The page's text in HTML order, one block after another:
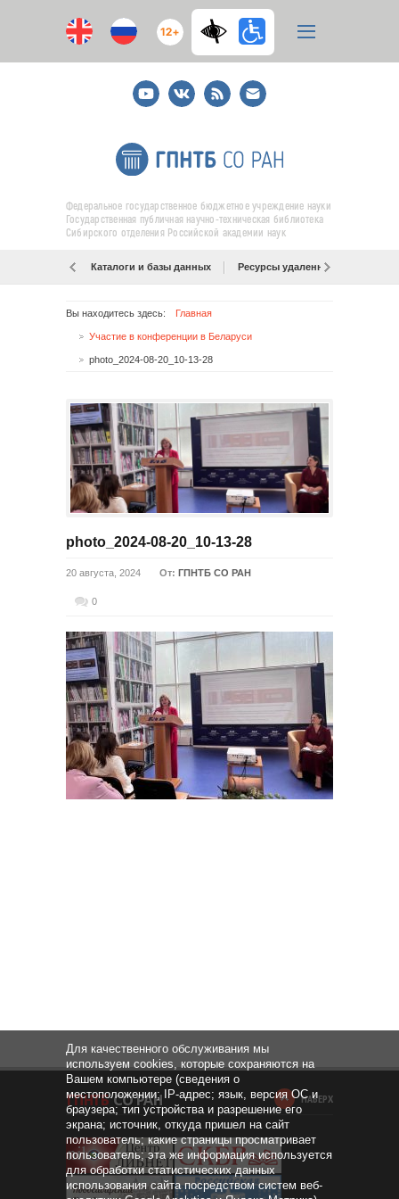
12+
YoutubeВКонтакте
RSS
E-
mail
подписка
Федеральное государственное бюджетное учреждение науки
Государственная публичная научно-техническая библиотека
Сибирского отделения Российской академии наук
Каталоги и базы данных Ресурсы удаленного доступа
Вы находитесь здесь: Главная
Участие в конференции в Беларуси
photo_2024-08-20_10-13-28
photo_2024-08-20_10-13-28
20 августа, 2024 От: ГПНТБ СО РАН
0
НАВЕРХ
Для качественного обслуживания мы
используем cookies, которые сохраняются на
Вашем компьютере (сведения о
местоположении; IP-адрес; язык, версия ОС и
браузера; тип устройства и разрешение его
экрана; источник, откуда пришел на сайт
пользователь; какие страницы просматривает
пользователь; эта же информация используется
для обработки статистических данных
использования сайта посредством систем веб-